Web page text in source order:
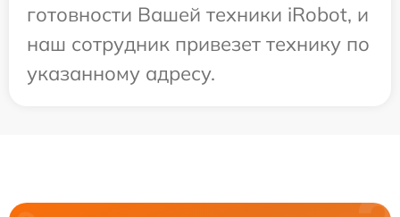
готовности Вашей техники iRobot, и
наш сотрудник привезет технику по
указанному адресу.